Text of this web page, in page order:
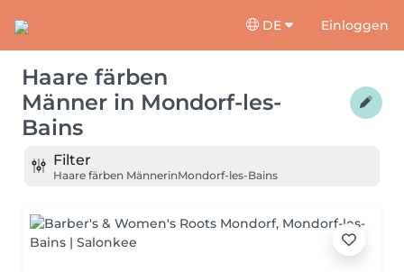
DE Einloggen
Haare färben
Männer in Mondorf-les-
Bains
Filter
Haare färben MännerinMondorf-les-Bains